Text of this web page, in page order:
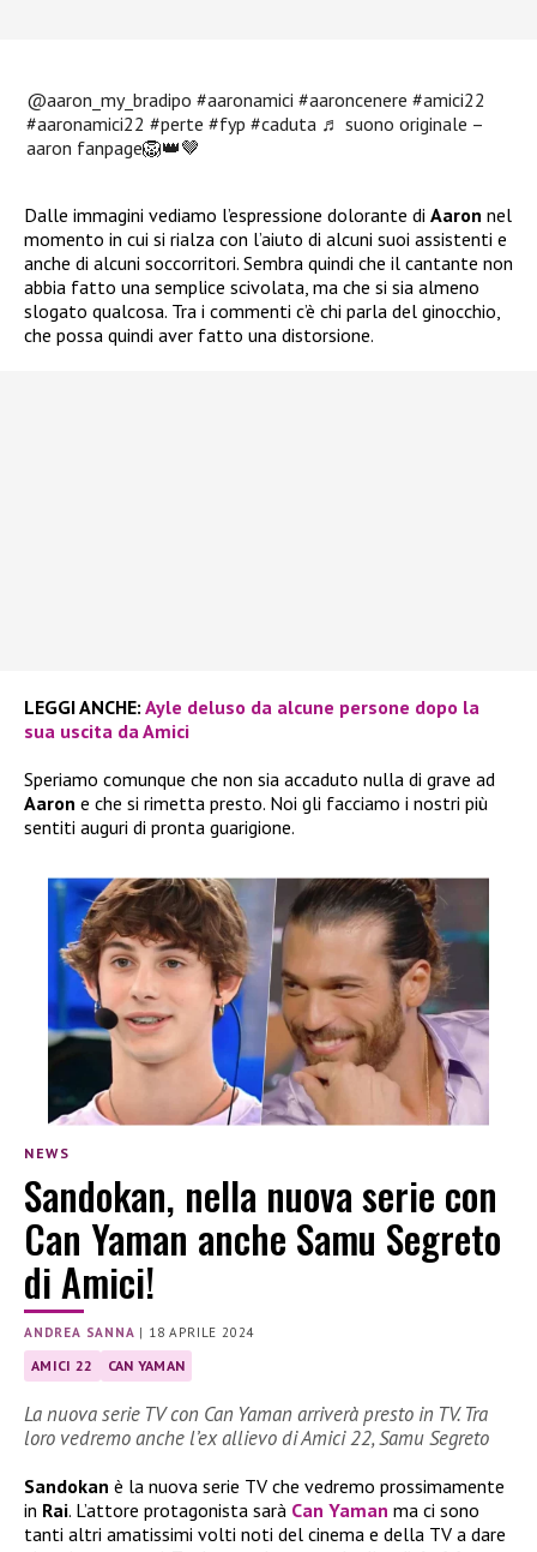
@aaron_my_bradipo #aaronamici #aaroncenere #amici22
#aaronamici22 #perte #fyp #caduta ♬ suono originale –
aaron fanpage🦁👑🤎
Dalle immagini vediamo l’espressione dolorante di Aaron nel
momento in cui si rialza con l’aiuto di alcuni suoi assistenti e
anche di alcuni soccorritori. Sembra quindi che il cantante non
abbia fatto una semplice scivolata, ma che si sia almeno
slogato qualcosa. Tra i commenti c’è chi parla del ginocchio,
che possa quindi aver fatto una distorsione.
LEGGI ANCHE: Ayle deluso da alcune persone dopo la
sua uscita da Amici
Speriamo comunque che non sia accaduto nulla di grave ad
Aaron e che si rimetta presto. Noi gli facciamo i nostri più
sentiti auguri di pronta guarigione.
NEWS
Sandokan, nella nuova serie con
Can Yaman anche Samu Segreto
di Amici!
ANDREA SANNA | 18 APRILE 2024
AMICI 22 CAN YAMAN
La nuova serie TV con Can Yaman arriverà presto in TV. Tra
loro vedremo anche l’ex allievo di Amici 22, Samu Segreto
Sandokan è la nuova serie TV che vedremo prossimamente
in Rai. L’attore protagonista sarà Can Yaman ma ci sono
tanti altri amatissimi volti noti del cinema e della TV a dare